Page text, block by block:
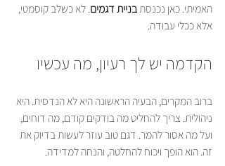
האמיתי. כאן נכנסת בניית דגמים. לא כשלב קוסמטי,
אלא ככלי עבודה.
הקדמה יש לך רעיון, מה עכשיו
ברוב המקרים, הבעיה הראשונה היא לא הנדסית. היא
ניהולית. צריך להחליט מה בודקים קודם, מה דוחים,
ועל מה אסור להמר. דגם טוב עוזר לעשות בדיוק את
זה. הוא הופך ויכוח להחלטה, והנחה למדידה.